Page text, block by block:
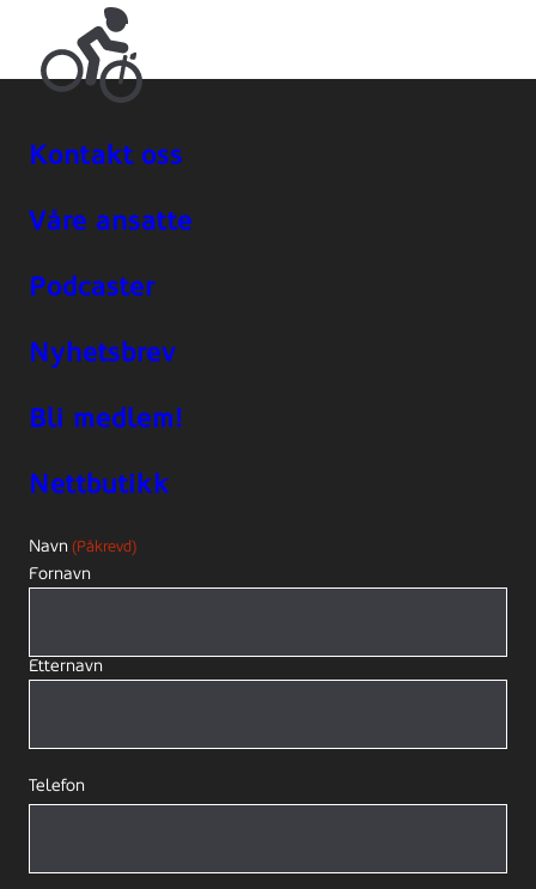
Kontakt oss
Våre ansatte
Podcaster
Nyhetsbrev
Bli medlem!
Nettbutikk
Navn (Påkrevd)
Fornavn
Etternavn
Telefon